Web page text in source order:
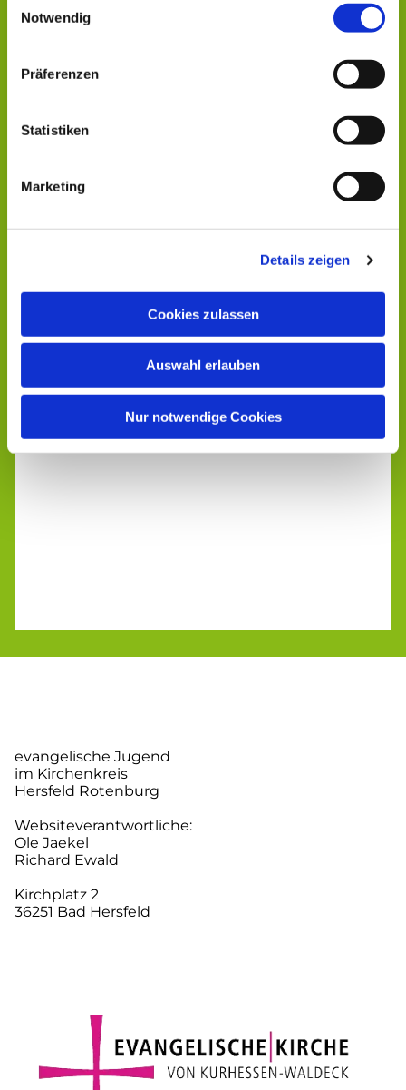
Notwendig
Präferenzen
Statistiken
Marketing
Details zeigen
Cookies zulassen
Auswahl erlauben
Nur notwendige Cookies
evangelische Jugend
im Kirchenkreis
Hersfeld Rotenburg
Websiteverantwortliche:
Ole Jaekel
Richard Ewald
Kirchplatz 2
36251 Bad Hersfeld